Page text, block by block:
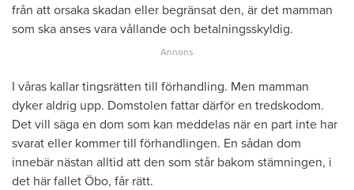
från att orsaka skadan eller begränsat den, är det mamman
som ska anses vara vållande och betalningsskyldig.
I våras kallar tingsrätten till förhandling. Men mamman
dyker aldrig upp. Domstolen fattar därför en tredskodom.
Det vill säga en dom som kan meddelas när en part inte har
svarat eller kommer till förhandlingen. En sådan dom
innebär nästan alltid att den som står bakom stämningen, i
det här fallet Öbo, får rätt.